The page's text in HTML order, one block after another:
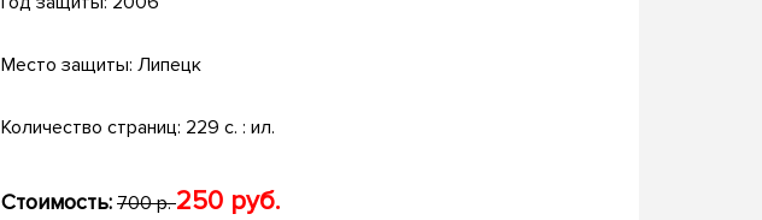
Место защиты: Липецк
Количество страниц: 229 с. : ил.
Стоимость: 700 р.250 руб.